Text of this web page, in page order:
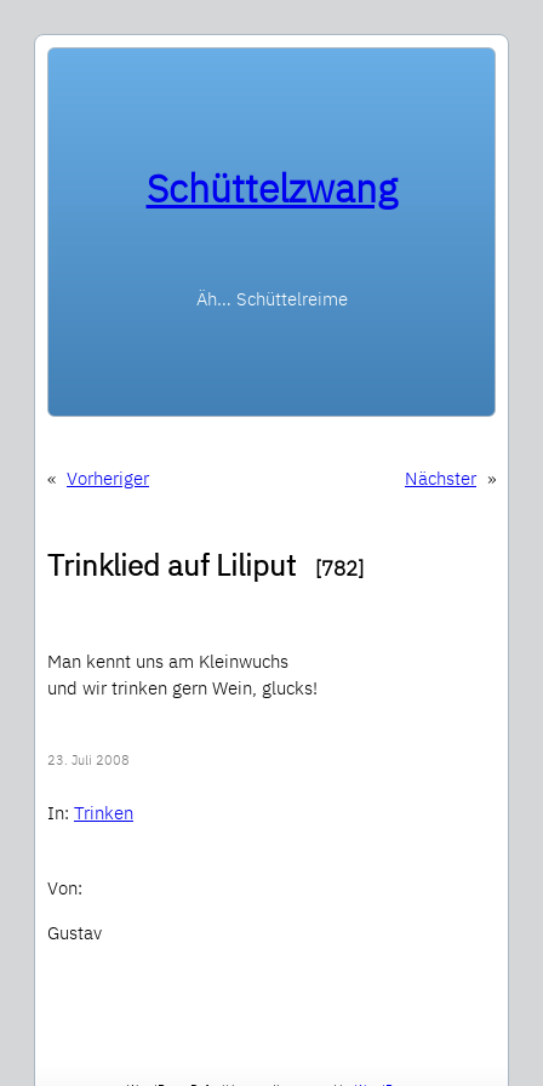
Schüttelzwang
Äh… Schüttelreime
« Vorheriger Nächster »
Trinklied auf Liliput [782]
Man kennt uns am Kleinwuchs
und wir trinken gern Wein, glucks!
23. Juli 2008
In: Trinken
Von:
Gustav